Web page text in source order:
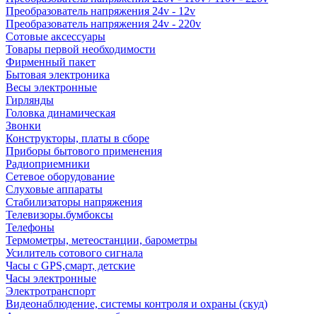
Преобразователь напряжения 24v - 12v
Преобразователь напряжения 24v - 220v
Сотовые аксессуары
Товары первой необходимости
Фирменный пакет
Бытовая электроника
Весы электронные
Гирлянды
Головка динамическая
Звонки
Конструкторы, платы в сборе
Приборы бытового применения
Радиоприемники
Сетевое оборудование
Слуховые аппараты
Стабилизаторы напряжения
Телевизоры.бумбоксы
Телефоны
Термометры, метеостанции, барометры
Усилитель сотового сигнала
Часы с GPS,смарт, детские
Часы электронные
Электротранспорт
Видеонаблюдение, системы контроля и охраны (скуд)